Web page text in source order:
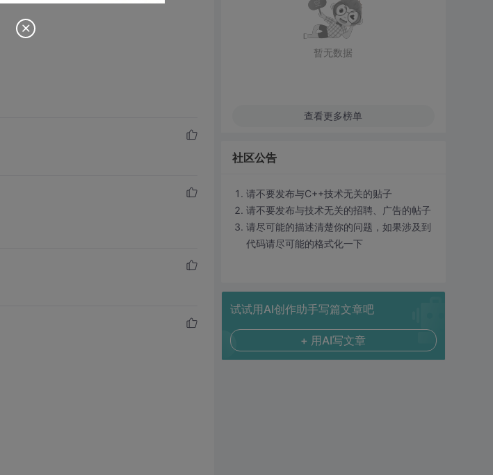
暂无数据
查看更多榜单
社区公告
请不要发布与C++技术无关的贴子
请不要发布与技术无关的招聘、广告的帖子
请尽可能的描述清楚你的问题，如果涉及到
代码请尽可能的格式化一下
试试用AI创作助手写篇文章吧
+ 用AI写文章